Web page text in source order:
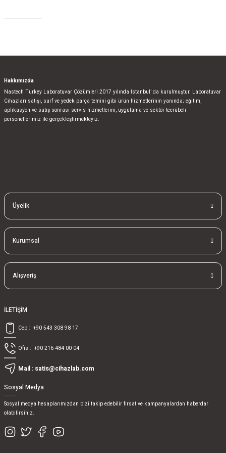
Hakkımızda
Nastech Turkey Laboratuvar Çözümleri 2017 yılında İstanbul’ da kurulmuştur. Laboratuvar
Cihazları satışı, sarf ve yedek parça temini gibi ürün hizmetlerinin yanında; eğitim,
aplikasyon ve satış sonrası servis hizmetlerini, uygulama ve sektör tecrübeli
personellerimiz ile gerçekleştirmekteyiz.
Üyelik
Kurumsal
Alışveriş
İLETİŞİM
Cep : +90 543 308 98 17
Ofis : +90 216 484 00 04
Mail : satis@cihazlab.com
Sosyal Medya
Sosyal medya hesaplarımızdan bizi takip edebilir fırsat ve kampanyalardan haberdar
olabilirsiniz.